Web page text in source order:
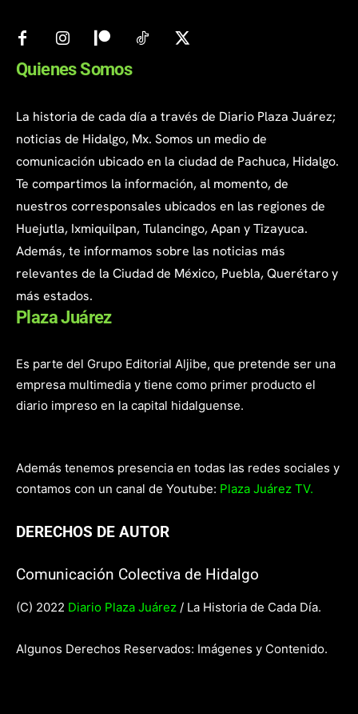
Quienes Somos
La historia de cada día a través de Diario Plaza Juárez;
noticias de Hidalgo, Mx. Somos un medio de
comunicación ubicado en la ciudad de Pachuca, Hidalgo.
Te compartimos la información, al momento, de
nuestros corresponsales ubicados en las regiones de
Huejutla, Ixmiquilpan, Tulancingo, Apan y Tizayuca.
Además, te informamos sobre las noticias más
relevantes de la Ciudad de México, Puebla, Querétaro y
más estados.
Plaza Juárez
Es parte del Grupo Editorial Aljibe, que pretende ser una
empresa multimedia y tiene como primer producto el
diario impreso en la capital hidalguense.
Además tenemos presencia en todas las redes sociales y
contamos con un canal de Youtube: Plaza Juárez TV.
DERECHOS DE AUTOR
Comunicación Colectiva de Hidalgo
(C) 2022 Diario Plaza Juárez / La Historia de Cada Día.
Algunos Derechos Reservados: Imágenes y Contenido.